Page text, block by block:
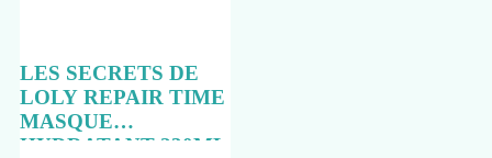
LES SECRETS DE
LOLY REPAIR TIME
MASQUE
HYDRATANT 230ML